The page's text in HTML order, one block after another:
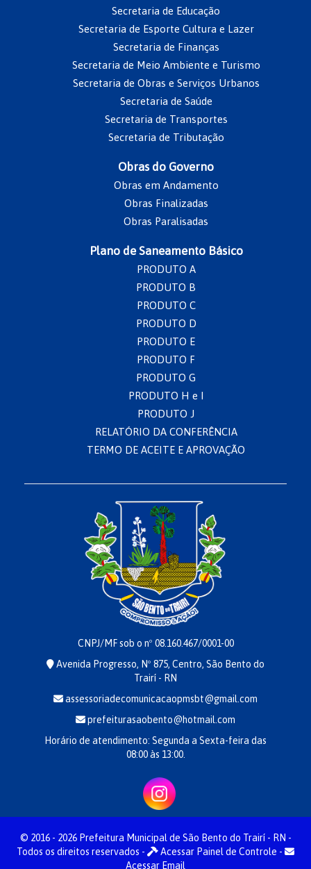
Secretaria de Educação
Secretaria de Esporte Cultura e Lazer
Secretaria de Finanças
Secretaria de Meio Ambiente e Turismo
Secretaria de Obras e Serviços Urbanos
Secretaria de Saúde
Secretaria de Transportes
Secretaria de Tributação
Obras do Governo
Obras em Andamento
Obras Finalizadas
Obras Paralisadas
Plano de Saneamento Básico
PRODUTO A
PRODUTO B
PRODUTO C
PRODUTO D
PRODUTO E
PRODUTO F
PRODUTO G
PRODUTO H e I
PRODUTO J
RELATÓRIO DA CONFERÊNCIA
TERMO DE ACEITE E APROVAÇÃO
CNPJ/MF sob o nº 08.160.467/0001-00
Avenida Progresso, Nº 875, Centro, São Bento do
Trairí - RN
assessoriadecomunicacaopmsbt@gmail.com
prefeiturasaobento@hotmail.com
Horário de atendimento: Segunda a Sexta-feira das
08:00 às 13:00.
© 2016 - 2026 Prefeitura Municipal de São Bento do Trairí - RN -
Todos os direitos reservados -
Acessar Painel de Controle -
Acessar Email